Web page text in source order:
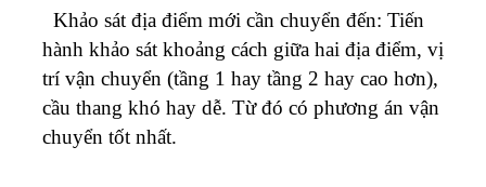
Khảo sát địa điểm mới cần chuyển đến: Tiến
hành khảo sát khoảng cách giữa hai địa điểm, vị
trí vận chuyển (tầng 1 hay tầng 2 hay cao hơn),
cầu thang khó hay dễ. Từ đó có phương án vận
chuyển tốt nhất.